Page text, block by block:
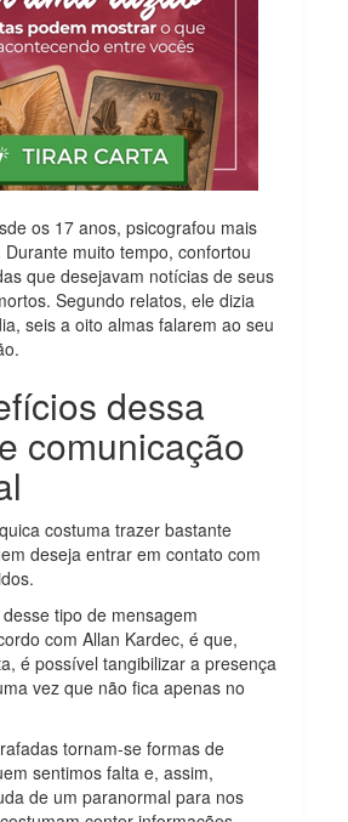
os 17 anos, psicografou mais
muito tempo, confortou
que desejavam notícias de seus
Segundo relatos, ele dizia
seis a oito almas falarem ao seu
dessa
comunicação
costuma trazer bastante
deseja entrar em contato com
tipo de mensagem
com Allan Kardec, é que,
é possível tangibilizar a presença
vez que não fica apenas no
tornam-se formas de
sentimos falta e, assim,
de um paranormal para nos